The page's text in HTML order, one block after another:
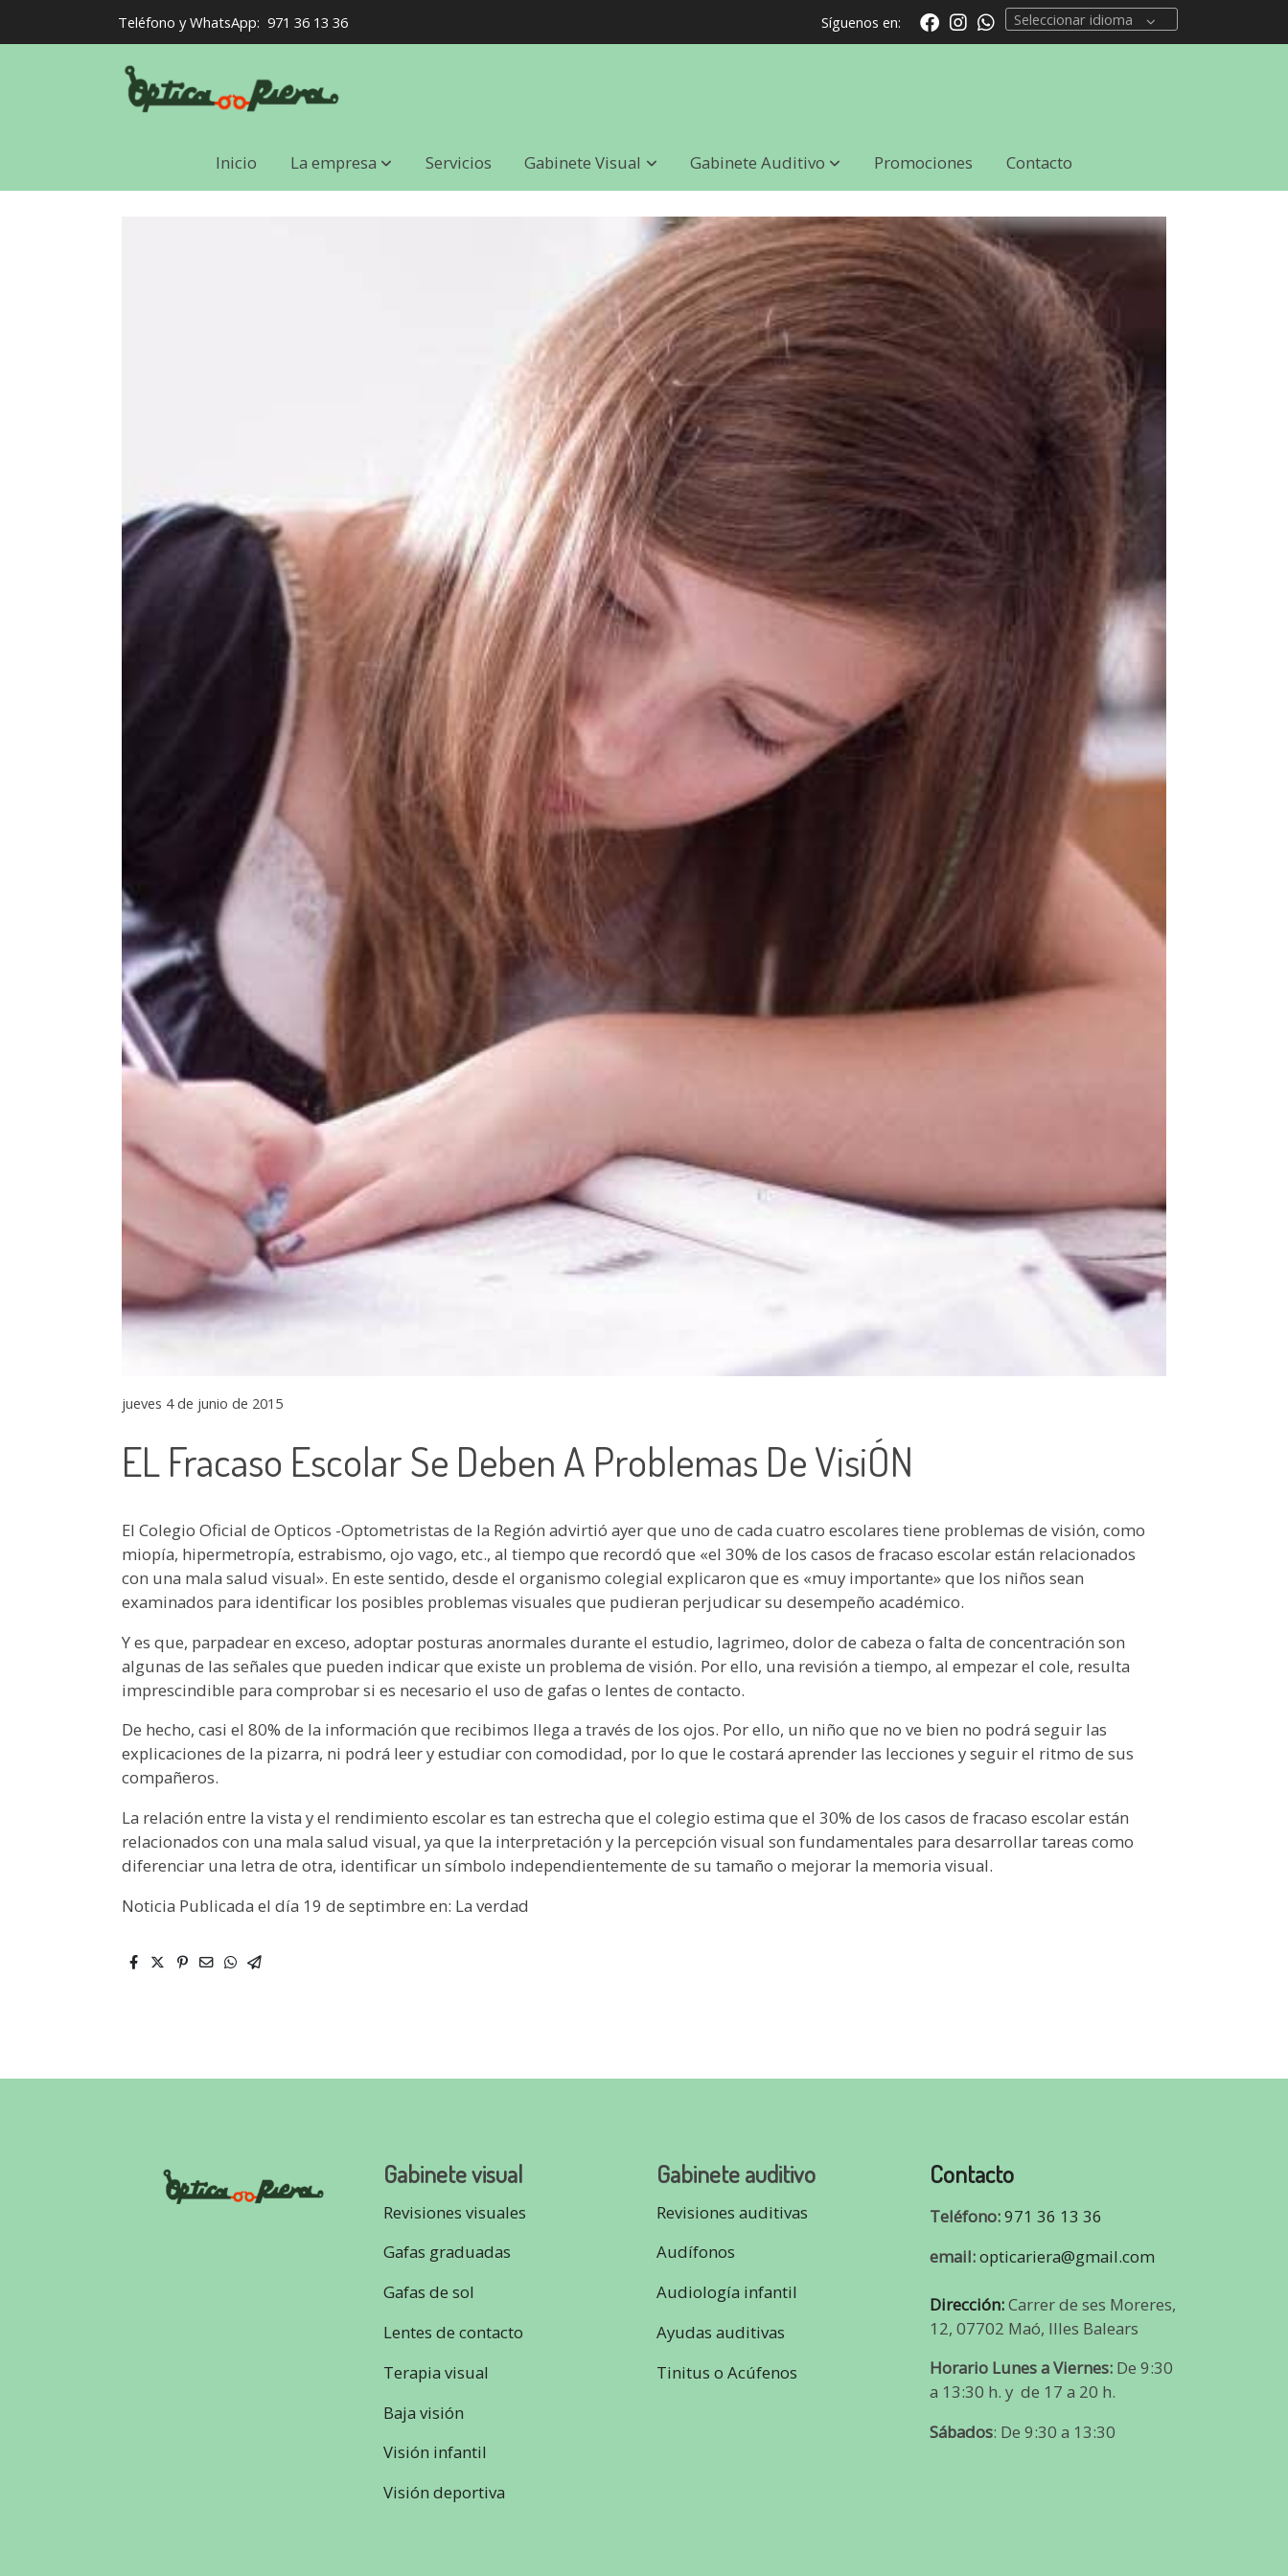
Teléfono y WhatsApp: 971 36 13 36 Síguenos en: Seleccionar idioma
Inicio La empresa Servicios Gabinete Visual Gabinete Auditivo Promociones Contacto
jueves 4 de junio de 2015
EL Fracaso Escolar Se Deben A Problemas De VisiÓN
El Colegio Oficial de Opticos -Optometristas de la Región advirtió ayer que uno de cada cuatro escolares tiene problemas de visión, como
miopía, hipermetropía, estrabismo, ojo vago, etc., al tiempo que recordó que «el 30% de los casos de fracaso escolar están relacionados
con una mala salud visual». En este sentido, desde el organismo colegial explicaron que es «muy importante» que los niños sean
examinados para identificar los posibles problemas visuales que pudieran perjudicar su desempeño académico.
Y es que, parpadear en exceso, adoptar posturas anormales durante el estudio, lagrimeo, dolor de cabeza o falta de concentración son
algunas de las señales que pueden indicar que existe un problema de visión. Por ello, una revisión a tiempo, al empezar el cole, resulta
imprescindible para comprobar si es necesario el uso de gafas o lentes de contacto.
De hecho, casi el 80% de la información que recibimos llega a través de los ojos. Por ello, un niño que no ve bien no podrá seguir las
explicaciones de la pizarra, ni podrá leer y estudiar con comodidad, por lo que le costará aprender las lecciones y seguir el ritmo de sus
compañeros.
La relación entre la vista y el rendimiento escolar es tan estrecha que el colegio estima que el 30% de los casos de fracaso escolar están
relacionados con una mala salud visual, ya que la interpretación y la percepción visual son fundamentales para desarrollar tareas como
diferenciar una letra de otra, identificar un símbolo independientemente de su tamaño o mejorar la memoria visual.
Noticia Publicada el día 19 de septimbre en: La verdad
Gabinete visual
Revisiones visuales
Gafas graduadas
Gafas de sol
Lentes de contacto
Terapia visual
Baja visión
Visión infantil
Visión deportiva
Gabinete auditivo
Revisiones auditivas
Audífonos
Audiología infantil
Ayudas auditivas
Tinitus o Acúfenos
Contacto
Teléfono:971 36 13 36
email:opticariera@gmail.com
Dirección:Carrer de ses Moreres,
12, 07702 Maó, Illes Balears
Horario Lunes a Viernes:De 9:30
a 13:30 h. y de 17 a 20 h.
Sábados: De 9:30 a 13:30